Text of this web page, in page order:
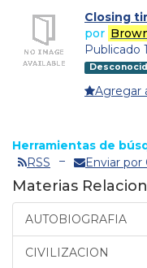
Closing
por
Publicado
Agregar
Herramientas de
RSS
Enviar
Materias
AUTOBIOGRAFIA
CIVILIZACION